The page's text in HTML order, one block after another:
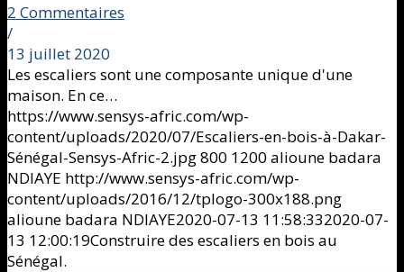
2 Commentaires
/
13 juillet 2020
Les escaliers sont une composante unique d'une
maison. En ce…
https://www.sensys-afric.com/wp-
content/uploads/2020/07/Escaliers-en-bois-à-Dakar-
Sénégal-Sensys-Afric-2.jpg800 1200 alioune badara
NDIAYE http://www.sensys-afric.com/wp-
content/uploads/2016/12/tplogo-300x188.png
alioune badara NDIAYE2020-07-13 11:58:332020-07-
13 12:00:19Construire des escaliers en bois au
Sénégal.